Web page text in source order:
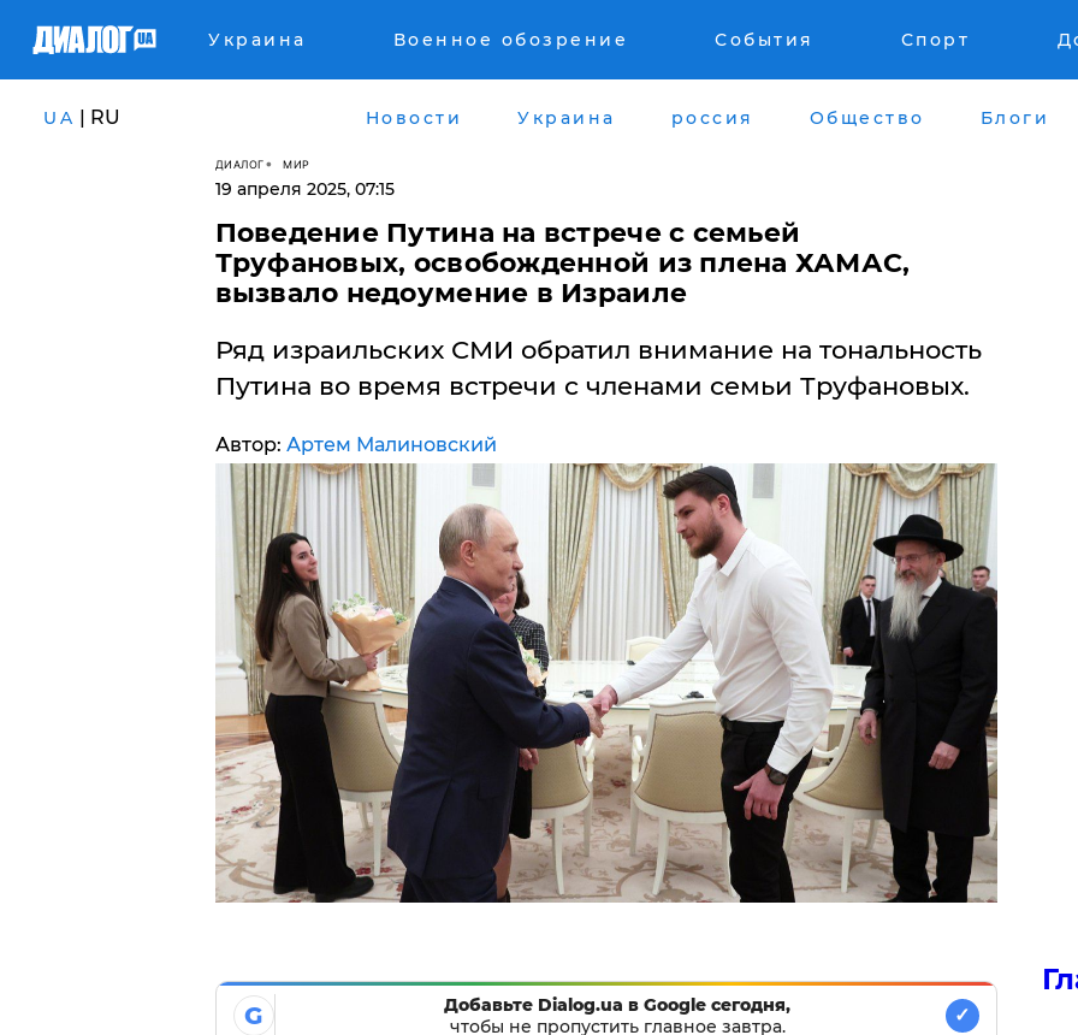
Украина Военное обозрение События Спорт
UA | RU Новости Украина россия Общество Блоги
ДИАЛОГ МИР
19 апреля 2025, 07:15
Поведение Путина на встрече с семьей
Труфановых, освобожденной из плена ХАМАС,
вызвало недоумение в Израиле
Ряд израильских СМИ обратил внимание на тональность
Путина во время встречи с членами семьи Труфановых.
Автор: Артем Малиновский
G
Добавьте Dialog.ua в Google сегодня,
чтобы не пропустить главное завтра.
✓